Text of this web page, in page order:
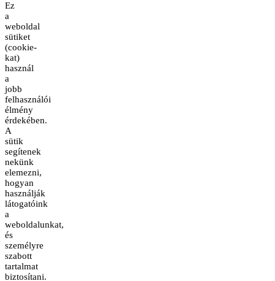
Ez
a
weboldal
sütiket
(cookie-
kat)
használ
a
jobb
felhasználói
élmény
érdekében.
A
sütik
segítenek
nekünk
elemezni,
hogyan
használják
látogatóink
a
weboldalunkat,
és
személyre
szabott
tartalmat
biztosítani.